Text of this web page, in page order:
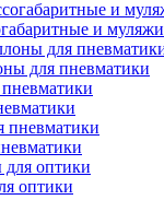
и муляжи
для пневматики
оптики